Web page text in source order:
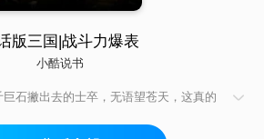
版三国|战斗力爆表
小酷说书
石撇出去的士卒，无语望苍天，这真的
，一剑断山，这真的是人？ 典韦单人护着